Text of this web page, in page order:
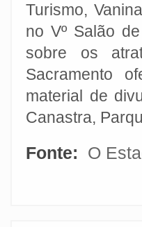
Turismo,
no Vº Salão
sobre os
Sacramento
material de
Canastra,
Fonte: O